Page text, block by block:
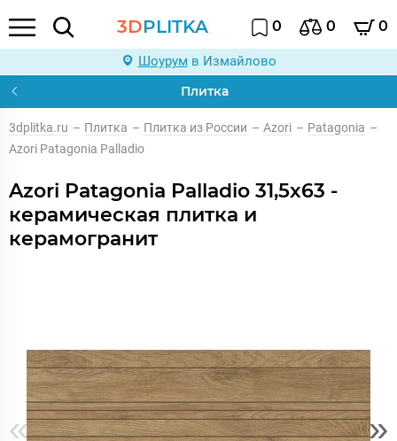
3DPLITKA 0 0 0
Шоурум в Измайлово
Плитка
3dplitka.ru – Плитка – Плитка из России – Azori – Patagonia –
Azori Patagonia Palladio
Azori Patagonia Palladio 31,5x63 -
керамическая плитка и
керамогранит
« »